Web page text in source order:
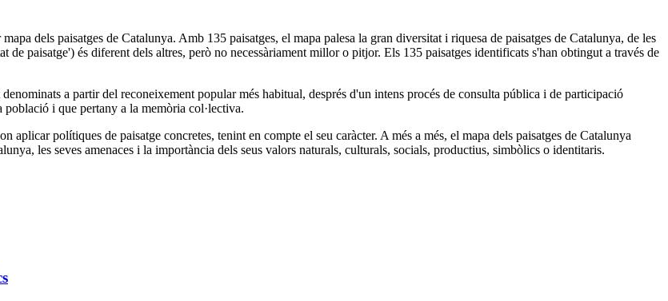
dels paisatges de Catalunya. Amb 135 paisatges, el mapa palesa la gran diversitat i riquesa de paisatges de Catalunya, de les
de paisatge') és diferent dels altres, però no necessàriament millor o pitjor. Els 135 paisatges identificats s'han obtingut a través de
a partir del reconeixement popular més habitual, després d'un intens procés de consulta pública i de participació
població i que pertany a la memòria col·lectiva.
aplicar polítiques de paisatge concretes, tenint en compte el seu caràcter. A més a més, el mapa dels paisatges de Catalunya
les seves amenaces i la importància dels seus valors naturals, culturals, socials, productius, simbòlics o identitaris.